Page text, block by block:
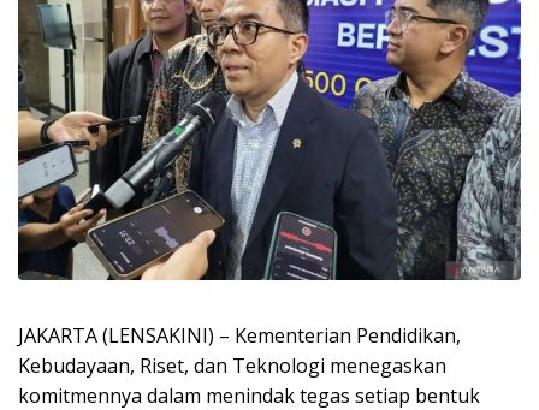
JAKARTA (LENSAKINI) – Kementerian Pendidikan,
Kebudayaan, Riset, dan Teknologi menegaskan
komitmennya dalam menindak tegas setiap bentuk